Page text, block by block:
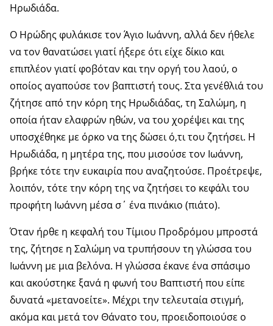
Ηρωδιάδα.
Ο Ηρώδης φυλάκισε τον Άγιο Ιωάννη, αλλά δεν ήθελε
να τον θανατώσει γιατί ήξερε ότι είχε δίκιο και
επιπλέον γιατί φοβόταν και την οργή του λαού, ο
οποίος αγαπούσε τον βαπτιστή τους. Στα γενέθλιά του
ζήτησε από την κόρη της Ηρωδιάδας, τη Σαλώμη, η
οποία ήταν ελαφρών ηθών, να του χορέψει και της
υποσχέθηκε με όρκο να της δώσει ό,τι του ζητήσει. Η
Ηρωδιάδα, η μητέρα της, που μισούσε τον Ιωάννη,
βρήκε τότε την ευκαιρία που αναζητούσε. Προέτρεψε,
λοιπόν, τότε την κόρη της να ζητήσει το κεφάλι του
προφήτη Ιωάννη μέσα σ΄ ένα πινάκιο (πιάτο).
Όταν ήρθε η κεφαλή του Τίμιου Προδρόμου μπροστά
της, ζήτησε η Σαλώμη να τρυπήσουν τη γλώσσα του
Ιωάννη με μια βελόνα. Η γλώσσα έκανε ένα σπάσιμο
και ακούστηκε ξανά η φωνή του Βαπτιστή που είπε
δυνατά «μετανοείτε». Μέχρι την τελευταία στιγμή,
ακόμα και μετά τον Θάνατο του, προειδοποιούσε ο